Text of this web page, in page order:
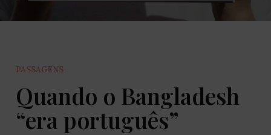
PASSAGENS
Quando o Bangladesh
“era português”